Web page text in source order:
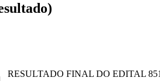
RESULTADO FINAL DO EDITAL